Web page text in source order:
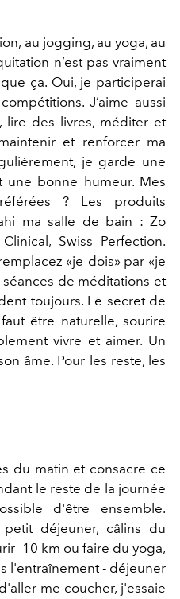
au jogging, au yoga, au
n’est pas vraiment
ça. Oui, je participerai
J’aime aussi
lire des livres, méditer et
et renforcer ma
je garde une
une bonne humeur. Mes
? Les produits
ma salle de bain : Zo
Swiss Perfection.
«je dois» par «je
séances de méditations et
toujours. Le secret de
être naturelle, sourire
vivre et aimer. Un
âme. Pour les reste, les
du matin et consacre ce
le reste de la journée
d'être ensemble.
petit déjeuner, câlins du
10 km ou faire du yoga,
l'entraînement - déjeuner
me coucher, j'essaie